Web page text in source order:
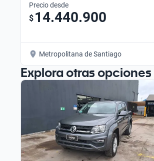
Precio desde
$ 14.440.900
Metropolitana de Santiago
Explora otras